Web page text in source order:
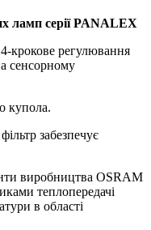
ламп серії PANALEX
крокове регулювання
сенсорному
купола.
забезпечує
виробництва OSRAM
теплопередачі
в області